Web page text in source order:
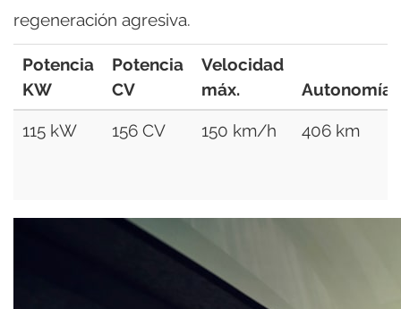
regeneración agresiva.
Potencia
KW
Potencia
CV
Velocidad
máx.
Autonomía
115 kW 156 CV 150 km/h 406 km